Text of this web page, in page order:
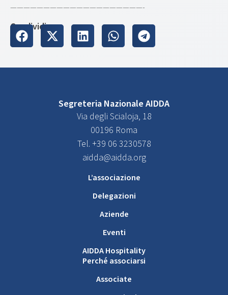
————————————————————-
Condividi su
Segreteria Nazionale AIDDA
Via degli Scialoja, 18
00196 Roma
Tel. +39 06 3230578
aidda@aidda.org
L’associazione
Delegazioni
Aziende
Eventi
AIDDA Hospitality
Perché associarsi
Associate